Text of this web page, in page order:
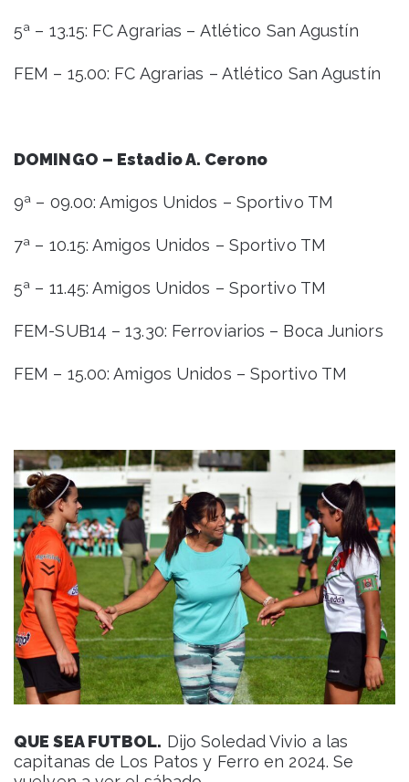
5ª – 13.15: FC Agrarias – Atlético San Agustín
FEM – 15.00: FC Agrarias – Atlético San Agustín
DOMINGO – Estadio A. Cerono
9ª – 09.00: Amigos Unidos – Sportivo TM
7ª – 10.15: Amigos Unidos – Sportivo TM
5ª – 11.45: Amigos Unidos – Sportivo TM
FEM-SUB14 – 13.30: Ferroviarios – Boca Juniors
FEM – 15.00: Amigos Unidos – Sportivo TM
QUE SEA FUTBOL. Dijo Soledad Vivio a las
capitanas de Los Patos y Ferro en 2024. Se